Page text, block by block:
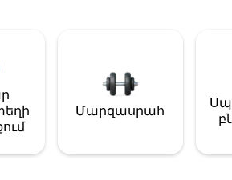
Մարզասրահ